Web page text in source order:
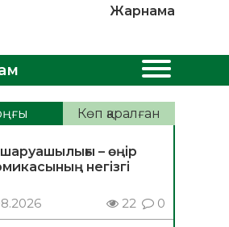
Жарнама
Көп қаралған
– өңір
негізгі
22 0